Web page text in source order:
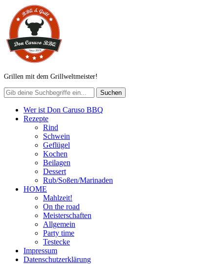
Grillen mit dem Grillweltmeister!
Wer ist Don Caruso BBQ
Rezepte
Rind
Schwein
Geflügel
Kochen
Beilagen
Dessert
Rub/Soßen/Marinaden
HOME
Mahlzeit!
On the road
Meisterschaften
Allgemein
Party time
Testecke
Impressum
Datenschutzerklärung